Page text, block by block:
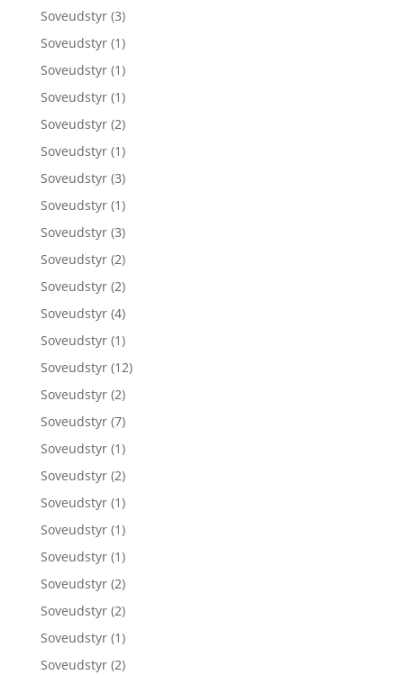
Soveudstyr (3)
Soveudstyr (1)
Soveudstyr (1)
Soveudstyr (1)
Soveudstyr (2)
Soveudstyr (1)
Soveudstyr (3)
Soveudstyr (1)
Soveudstyr (3)
Soveudstyr (2)
Soveudstyr (2)
Soveudstyr (4)
Soveudstyr (1)
Soveudstyr (12)
Soveudstyr (2)
Soveudstyr (7)
Soveudstyr (1)
Soveudstyr (2)
Soveudstyr (1)
Soveudstyr (1)
Soveudstyr (1)
Soveudstyr (2)
Soveudstyr (2)
Soveudstyr (1)
Soveudstyr (2)